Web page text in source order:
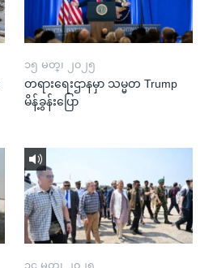
၁၅ မတ္၊ ၂၀၂၅
တရားရေးဌာနမှာ သမ္မတ Trump
မိန့်ခွန်းပြော
၁၄ မတ္၊ ၂၀၂၅